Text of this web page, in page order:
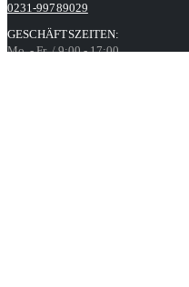
0231-99789029
GESCHÄFTSZEITEN:
Mo. - Fr. / 9:00 - 17:00